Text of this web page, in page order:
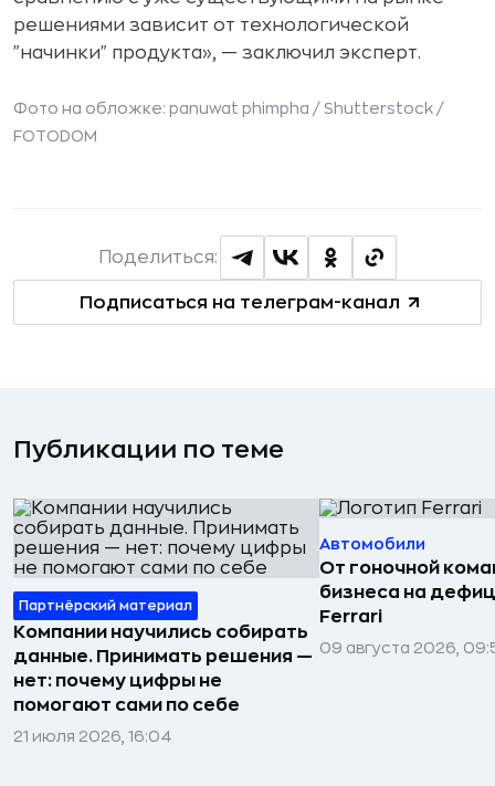
решениями зависит от технологической
"начинки" продукта», — заключил эксперт.
Фото на обложке: panuwat phimpha / Shutterstock /
FOTODOM
Подписаться на телеграм-канал
Поделиться:
Публикации по теме
Партнёрский материал
Компании научились собирать
данные. Принимать решения —
нет: почему цифры не
помогают сами по себе
21 июля 2026, 16:04
Автомобили
От гоночной
бизнеса на
Ferrari
09 августа 2026,